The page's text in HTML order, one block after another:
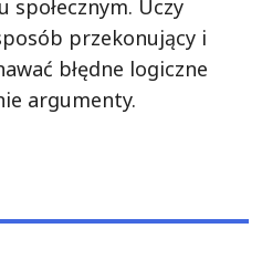
Uczy
przekonujący i
błędne logiczne
argumenty.